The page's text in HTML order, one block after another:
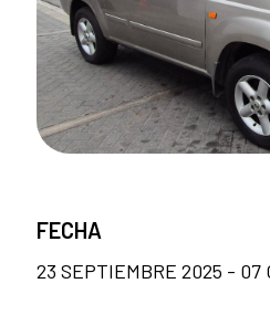
FECHA
23 SEPTIEMBRE 2025 - 07